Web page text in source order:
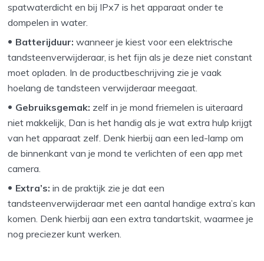
spatwaterdicht en bij IPx7 is het apparaat onder te
dompelen in water.
Batterijduur: wanneer je kiest voor een elektrische
tandsteenverwijderaar, is het fijn als je deze niet constant
moet opladen. In de productbeschrijving zie je vaak
hoelang de tandsteen verwijderaar meegaat.
Gebruiksgemak: zelf in je mond friemelen is uiteraard
niet makkelijk, Dan is het handig als je wat extra hulp krijgt
van het apparaat zelf. Denk hierbij aan een led-lamp om
de binnenkant van je mond te verlichten of een app met
camera.
Extra’s: in de praktijk zie je dat een
tandsteenverwijderaar met een aantal handige extra’s kan
komen. Denk hierbij aan een extra tandartskit, waarmee je
nog preciezer kunt werken.